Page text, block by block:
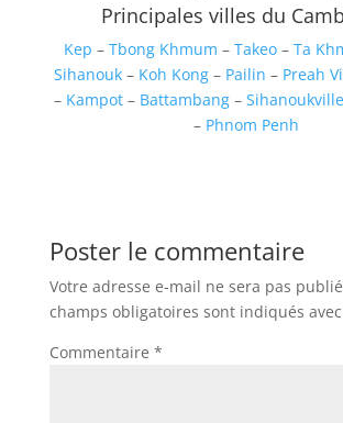
Principales villes du
Kep –Tbong Khmum –Takeo –Ta
Sihanouk – Koh Kong – Pailin – Preah
– Kampot– Battambang– Sihanoukville
– Phnom Penh
Poster le commentaire
Votre adresse e-mail ne sera pas
champs obligatoires sont indiqués avec
Commentaire *